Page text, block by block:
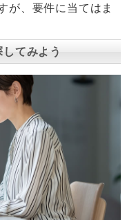
が、要件に当てはま
てみよう